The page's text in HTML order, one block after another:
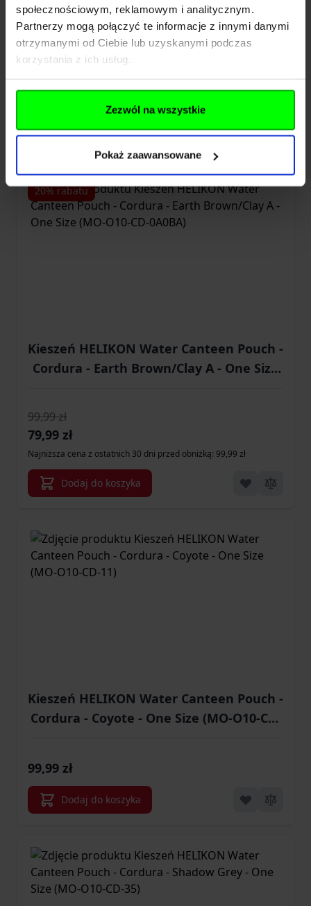
społecznościowym, reklamowym i analitycznym.
Partnerzy mogą połączyć te informacje z innymi danymi
otrzymanymi od Ciebie lub uzyskanymi podczas
korzystania z ich usług.
Zezwól na wszystkie
Pokaż zaawansowane
Kieszeń HELIKON Water Canteen Pouch -
Cordura - Olive Green - One Size (MO-
O10-CD-02)
Dodaj do koszyka
20% rabatu
Kieszeń HELIKON Water Canteen Pouch -
Cordura - Earth Brown/Clay A - One Size
99,99 zł
Cena promocyjna
79,99 zł
Najniższa cena z ostatnich 30 dni przed obniżką: 99,99 zł
Dodaj do koszyka
Kieszeń HELIKON Water Canteen Pouch -
Cordura - Coyote - One Size (MO-O10-CD-
99,99 zł
Dodaj do koszyka